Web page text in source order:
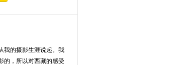
我的摄影生涯说起。我
的，所以对西藏的感受